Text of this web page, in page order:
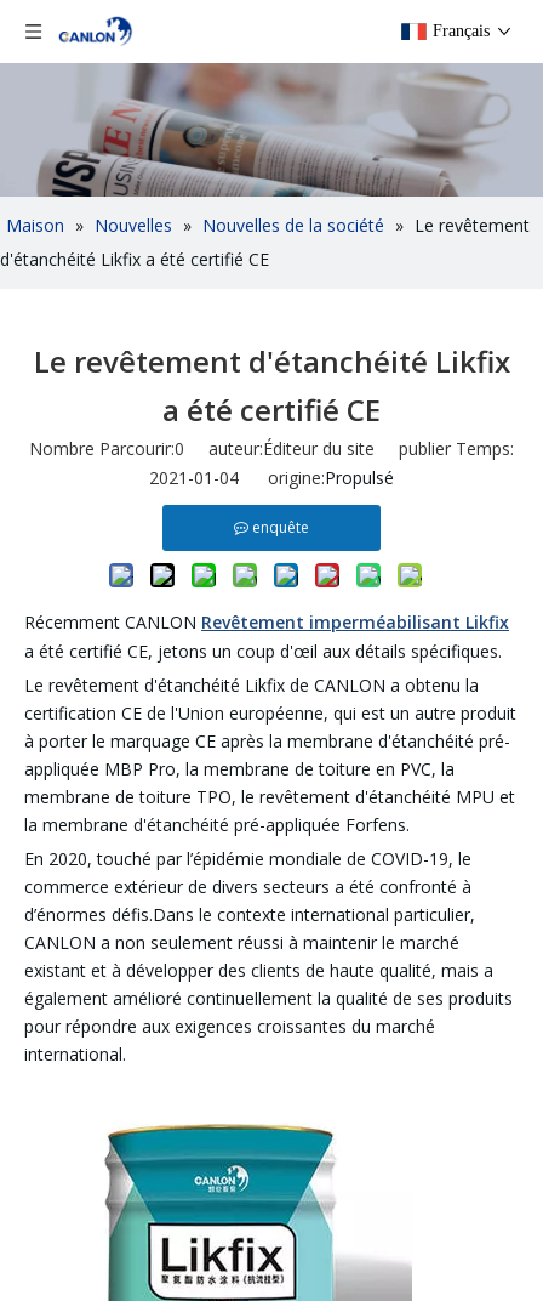
Français
Maison » Nouvelles » Nouvelles de la société » Le revêtement
d'étanchéité Likfix a été certifié CE
Le revêtement d'étanchéité Likfix
a été certifié CE
Nombre Parcourir:0 auteur:Éditeur du site publier Temps:
2021-01-04 origine:Propulsé
enquête
Récemment CANLON Revêtement imperméabilisant Likfix
a été certifié CE, jetons un coup d'œil aux détails spécifiques.
Le revêtement d'étanchéité Likfix de CANLON a obtenu la
certification CE de l'Union européenne, qui est un autre produit
à porter le marquage CE après la membrane d'étanchéité pré-
appliquée MBP Pro, la membrane de toiture en PVC, la
membrane de toiture TPO, le revêtement d'étanchéité MPU et
la membrane d'étanchéité pré-appliquée Forfens.
En 2020, touché par l’épidémie mondiale de COVID-19, le
commerce extérieur de divers secteurs a été confronté à
d’énormes défis.Dans le contexte international particulier,
CANLON a non seulement réussi à maintenir le marché
existant et à développer des clients de haute qualité, mais a
également amélioré continuellement la qualité de ses produits
pour répondre aux exigences croissantes du marché
international.